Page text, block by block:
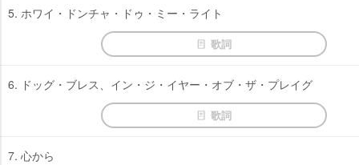
5. ホワイ・ドンチャ・ドゥ・ミー・ライト
歌詞
6. ドッグ・ブレス、イン・ジ・イヤー・オブ・ザ・プレイグ
歌詞
7. 心から